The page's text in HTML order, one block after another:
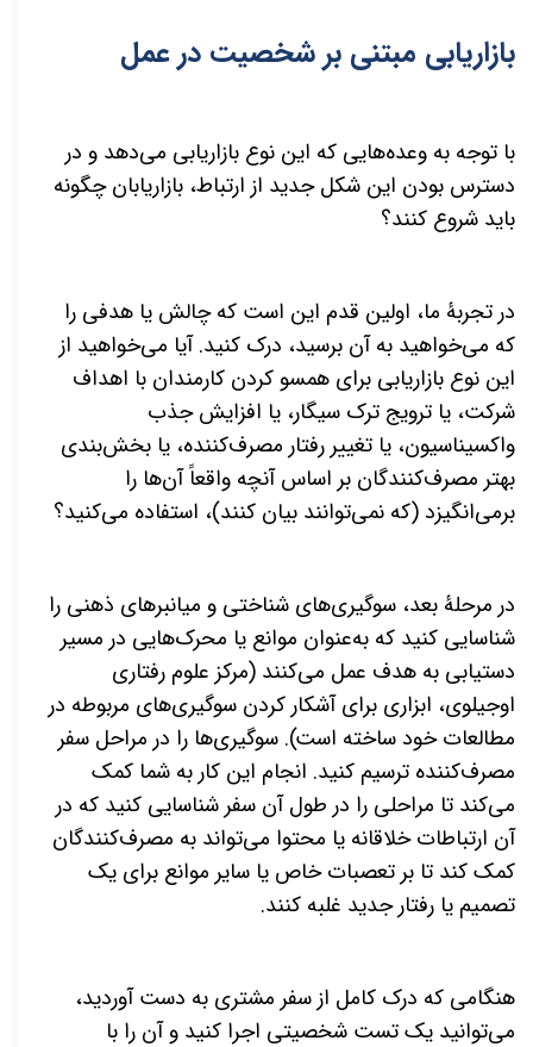
بازاریابی مبتنی بر شخصیت در عمل
با توجه به وعدههایی كه این نوع بازاریابی میدهد و در
دسترس بودن این شکل جدید از ارتباط، بازاریابان چگونه
باید شروع کنند؟
در تجربۀ ما، اولین قدم این است که چالش یا هدفی را
که میخواهید به آن برسید، درک کنید. آیا میخواهید از
این نوع بازاریابی برای همسو کردن کارمندان با اهداف
شرکت، یا ترویج ترک سیگار، یا افزایش جذب
واکسیناسیون، یا تغییر رفتار مصرفکننده، یا بخشبندی
بهتر مصرفکنندگان بر اساس آنچه واقعاً آنها را
برمیانگیزد (که نمیتوانند بیان کنند)، استفاده میكنید؟
در مرحلۀ بعد، سوگیریهای شناختی و میانبرهای ذهنی را
شناسایی کنید که بهعنوان موانع یا محرکهایی در مسیر
دستیابی به هدف عمل میکنند (مرکز علوم رفتاری
اوجیلوی، ابزاری برای آشکار کردن سوگیریهای مربوطه در
مطالعات خود ساخته است). سوگیریها را در مراحل سفر
مصرفکننده ترسیم کنید. انجام این کار به شما کمک
میکند تا مراحلی را در طول آن سفر شناسایی کنید که در
آن ارتباطات خلاقانه یا محتوا میتواند به مصرفکنندگان
کمک کند تا بر تعصبات خاص یا سایر موانع برای یک
تصمیم یا رفتار جدید غلبه کنند.
هنگامی که درک كامل از سفر مشتری به دست آوردید،
میتوانید یک تست شخصیتی اجرا کنید و آن را با